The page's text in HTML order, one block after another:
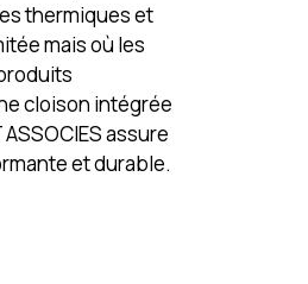
thermiques et
mais où les
cloison intégrée
assure
et durable.